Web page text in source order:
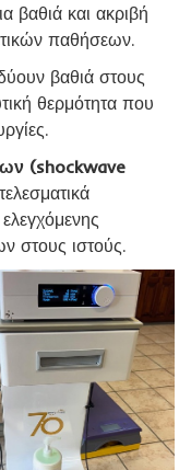
βαθιά και ακριβή
παθήσεων.
βαθιά στους
θερμότητα που
(shockwave
στους ιστούς.